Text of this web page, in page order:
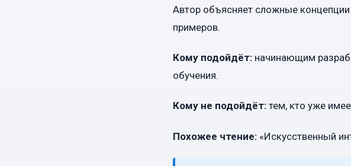
Автор объясняет сложные
примеров.
Кому подойдёт: начинающим
обучения.
Кому не подойдёт: тем, кто уже
Похожее чтение: «Искусственный